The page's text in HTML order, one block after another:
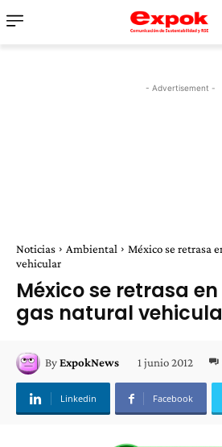
- Advertisement -
Noticias Ambiental
México se retrasa
vehicular
México se retrasa
gas natural
ByExpokNews 1 junio 2012
Linkedin Facebook